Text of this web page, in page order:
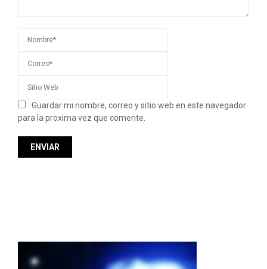
Guardar mi nombre, correo y sitio web en este navegador
para la proxima vez que comente.